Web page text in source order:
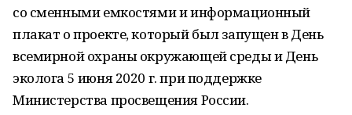
со сменными емкостями и информационный
плакат о проекте, который был запущен в День
всемирной охраны окружающей среды и День
эколога 5 июня 2020 г. при поддержке
Министерства просвещения России.